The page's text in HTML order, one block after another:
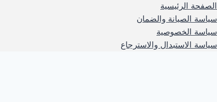
الصفحة الرئيسية
سياسة الصيانة والضمان
سياسة الخصوصية
سياسة الاستبدال والاسترجاع